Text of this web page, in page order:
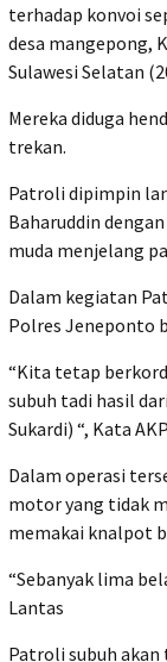
terhadap konvoi
desa mangepong,
Sulawesi Selatan
Mereka diduga
trekan.
Patroli dipimpin
Baharuddin
muda menjelang
Dalam kegiatan
Polres Jeneponto
“Kita tetap
subuh tadi hasil
Sukardi) “, Kata
Dalam operasi
motor yang tidak
memakai knalpot
“Sebanyak lima
Lantas
Patroli subuh akan